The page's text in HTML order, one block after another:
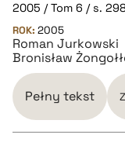
pobierz cytat
BIBTEX
pobierz cytat
2005 / Tom 6 / s.
ROK: 2005
Roman Jurkowski
Bronisław
Pełny tekst